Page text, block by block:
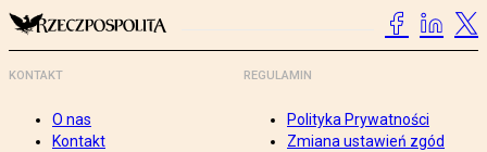
KONTAKT
O nas
Kontakt
REGULAMIN
Polityka Prywatności
Zmiana ustawień zgód